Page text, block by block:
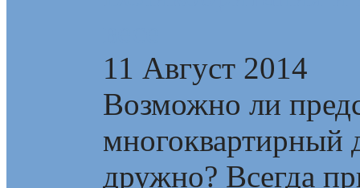
11 Август 2014
Возможно ли
многоквартирный
дружно? Всегда